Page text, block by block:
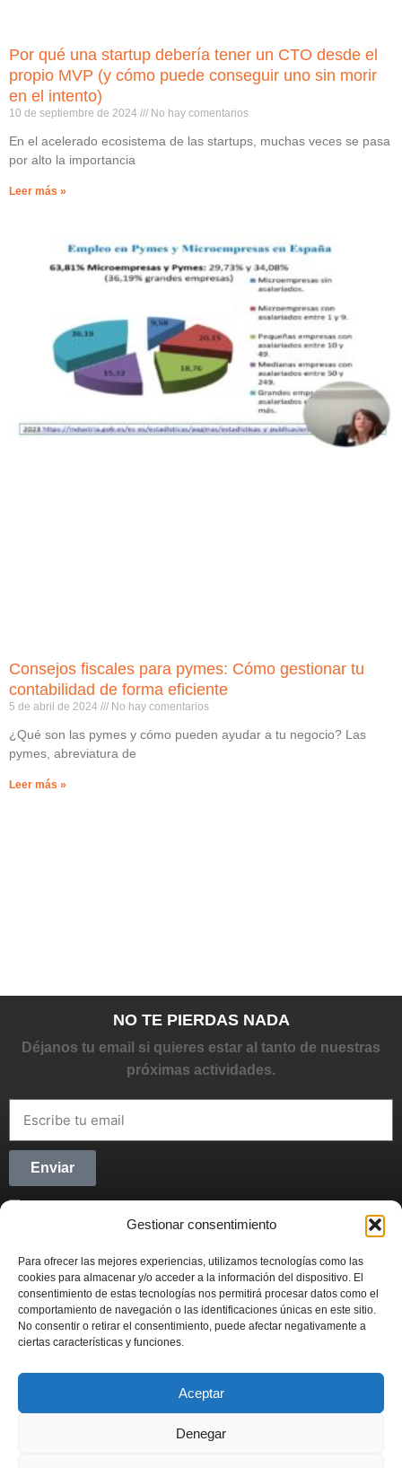
Gestionar consentimiento
Para ofrecer las mejores experiencias, utilizamos tecnologías como las
cookies para almacenar y/o acceder a la información del dispositivo. El
consentimiento de estas tecnologías nos permitirá procesar datos como el
comportamiento de navegación o las identificaciones únicas en este sitio.
No consentir o retirar el consentimiento, puede afectar negativamente a
ciertas características y funciones.
Aceptar
Denegar
Por qué una startup debería tener un CTO desde el
propio MVP (y cómo puede conseguir uno sin morir
en el intento)
10 de septiembre de 2024 No hay comentarios
En el acelerado ecosistema de las startups, muchas veces se pasa
por alto la importancia
Leer más »
Consejos fiscales para pymes: Cómo gestionar tu
contabilidad de forma eficiente
5 de abril de 2024 No hay comentarios
¿Qué son las pymes y cómo pueden ayudar a tu negocio? Las
pymes, abreviatura de
Leer más »
NO TE PIERDAS NADA
Déjanos tu email si quieres estar al tanto de nuestras
próximas actividades.
Enviar
Síguenos en Redes Sociales y forma parte del
movimiento emprendedor.